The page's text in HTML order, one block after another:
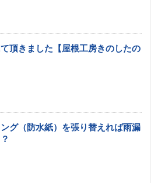
頂きました【屋根工房きのしたの
グ（防水紙）を張り替えれば雨漏